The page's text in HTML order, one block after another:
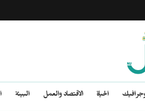
الحياة الاقتصاد والعمل البيئة